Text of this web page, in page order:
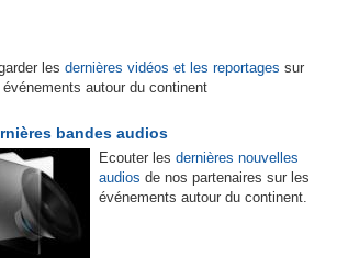
les dernières vidéos et les reportages sur
événements autour du continent
bandes audios
Ecouter les dernières nouvelles
audios de nos partenaires sur les
événements autour du continent.